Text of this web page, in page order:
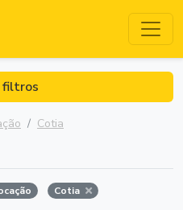
filtros
Cotia
Cotia